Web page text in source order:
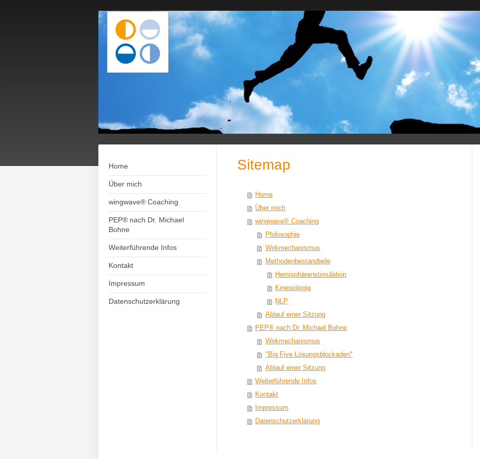
Home
Über mich
wingwave® Coaching
PEP® nach Dr. Michael
Bohne
Weiterführende Infos
Kontakt
Impressum
Datenschutzerklärung
Sitemap
Home
Über mich
wingwave® Coaching
Philosophie
Wirkmechanismus
Methodenbestandteile
Hemisphärenstimulation
Kinesiologie
NLP
Ablauf einer Sitzung
PEP® nach Dr. Michael Bohne
Wirkmechanismus
"Big Five Lösungsblockaden"
Ablauf einer Sitzung
Weiterführende Infos
Kontakt
Impressum
Datenschutzerklärung